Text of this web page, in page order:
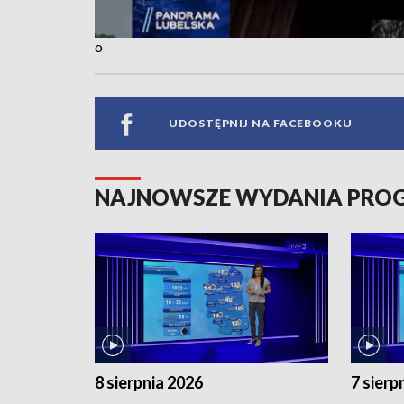
o
UDOSTĘPNIJ NA FACEBOOKU
NAJNOWSZE WYDANIA
8 sierpnia 2026 7